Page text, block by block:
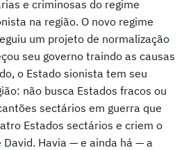
e criminosas do regime
na região. O novo regime
um projeto de normalização
seu governo traindo as causas
o Estado sionista tem seu
não busca Estados fracos ou
sectários em guerra que
Estados sectários e criem o
Havia — e ainda há — a